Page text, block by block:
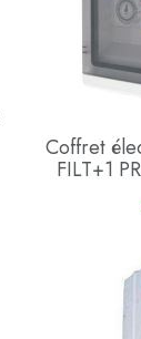
Coffret
FILT+1